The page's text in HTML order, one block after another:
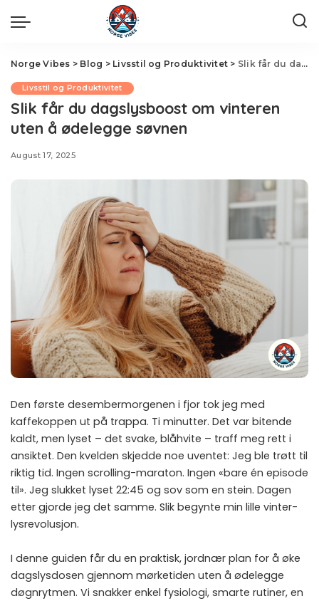
Norge Vibes > Blog > Livsstil og Produktivitet > Slik får du dagslysboost om vinteren uten å ødelegge søvnen
Livsstil og Produktivitet
Slik får du dagslysboost om vinteren
uten å ødelegge søvnen
August 17, 2025
Den første desembermorgenen i fjor tok jeg med
kaffekoppen ut på trappa. Ti minutter. Det var bitende
kaldt, men lyset – det svake, blåhvite – traff meg rett i
ansiktet. Den kvelden skjedde noe uventet: Jeg ble trøtt til
riktig tid. Ingen scrolling-maraton. Ingen «bare én episode
til». Jeg slukket lyset 22:45 og sov som en stein. Dagen
etter gjorde jeg det samme. Slik begynte min lille vinter-
lysrevolusjon.
I denne guiden får du en praktisk, jordnær plan for å øke
dagslysdosen gjennom mørketiden uten å ødelegge
døgnrytmen. Vi snakker enkel fysiologi, smarte rutiner, en